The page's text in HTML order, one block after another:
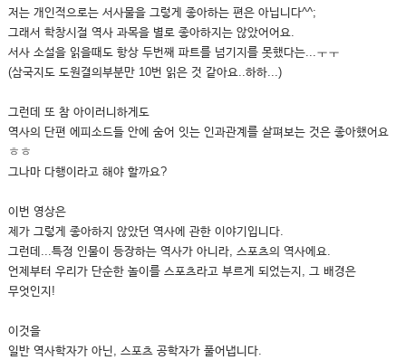
저는 개인적으로는 서사물을 그렇게 좋아하는 편은 아닙니다^^;
그래서 학창시절 역사 과목을 별로 좋아하지는 않았어어요.
서사 소설을 읽을때도 항상 두번째 파트를 넘기지를 못했다는...ㅜㅜ
(삼국지도 도원결의부분만 10번 읽은 것 같아요..하하...)
그런데 또 참 아이러니하게도
역사의 단편 에피소드들 안에 숨어 잇는 인과관계를 살펴보는 것은 좋아했어요
ㅎㅎ
그나마 다행이라고 해야 할까요?
이번 영상은
제가 그렇게 좋아하지 않았던 역사에 관한 이야기입니다.
그런데...특정 인물이 등장하는 역사가 아니라, 스포츠의 역사에요.
언제부터 우리가 단순한 놀이를 스포츠라고 부르게 되었는지, 그 배경은
무엇인지!
이것을
일반 역사학자가 아닌, 스포츠 공학자가 풀어냅니다.